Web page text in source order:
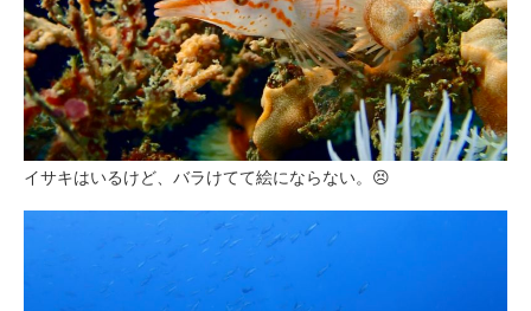
イサキはいるけど、バラけてて絵にならない。😣